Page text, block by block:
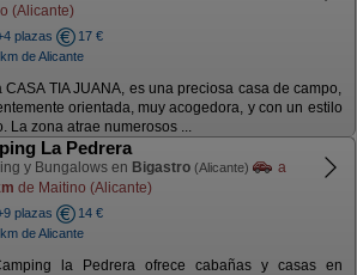
(Alicante)
plazas
17 €
de Alicante
CASA TIA JUANA, es una preciosa casa de campo,
orientada, muy acogedora, y con un estilo
La zona atrae numerosos ...
La Pedrera
y Bungalows en Bigastro (Alicante)
a
de Maitino (Alicante)
plazas
14 €
de Alicante
la Pedrera ofrece cabañas y casas en